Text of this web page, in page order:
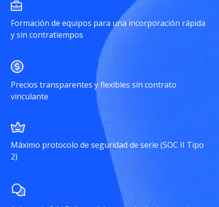
Formación de equipos para una incorporación rápida
y sin contratiempos
Precios transparentes y flexibles sin contrato
vinculante
Máximo protocolo de seguridad de serie (SOC II Tipo
2)